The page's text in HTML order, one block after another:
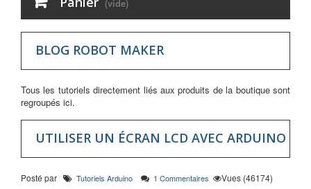
(vide)
BLOG ROBOT MAKER
Tous les tutoriels directement liés aux produits de la boutique sont
regroupés ici.
UTILISER UN ÉCRAN LCD AVEC ARDUINO
Posté par Tutoriels Arduino 1 Commentaires Vues (46174)